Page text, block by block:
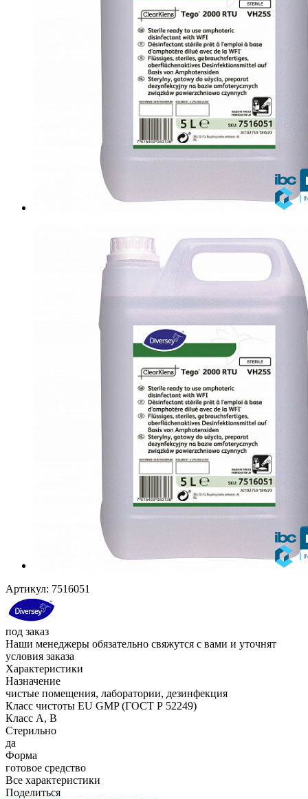
Артикул: 7516051
под заказ
Наши менеджеры обязательно свяжутся с вами и уточнят
условия заказа
Характеристики
Назначение
чистые помещения, лаборатории, дезинфекция
Класс чистоты EU GMP (ГОСТ Р 52249)
Класс A, B
Стерильно
да
Форма
готовое средство
Все характеристики
Поделиться